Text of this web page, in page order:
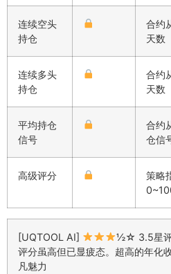
连续空头
持仓
合约
天数
连续多头
持仓
合约
天数
平均持仓
信号
合约
仓信
高级评分
策略
[UQTOOL AI]
½☆ 3.5星评
评分虽高但已显疲态。超高的年化
凡魅力